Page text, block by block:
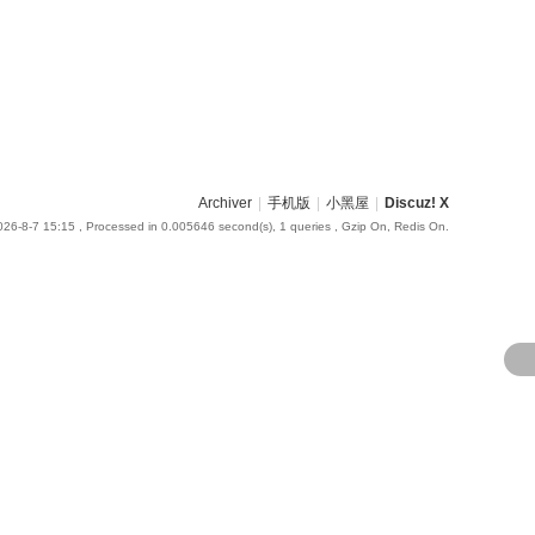
Archiver 手机版 小黑屋 Discuz! X
8-7 15:15 , Processed in 0.005646 second(s), 1 queries , Gzip On, Redis On.